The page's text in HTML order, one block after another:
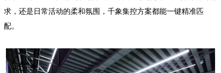
求，还是日常活动的柔和氛围，千象集控方案都能一键精准匹
配。